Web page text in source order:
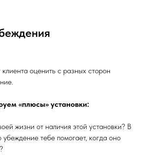
клиента оценить с разных сторон
«плюсы» установки:
жизни от наличия этой установки? В
убеждение тебе помогает, когда оно